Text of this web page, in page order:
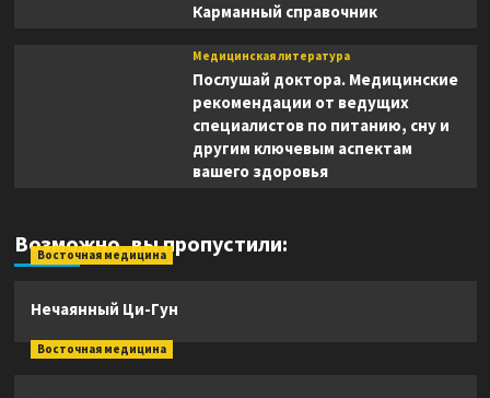
Карманный справочник
Медицинская литература
Послушай доктора. Медицинские
рекомендации от ведущих
специалистов по питанию, сну и
другим ключевым аспектам
вашего здоровья
Возможно, вы пропустили:
Восточная медицина
Нечаянный Ци-Гун
Восточная медицина